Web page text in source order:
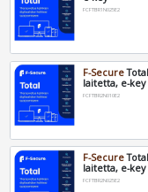
FCFTBR1N025E2
F-Secure
laitetta, e-key
FCFTBR2N010E2
F-Secure
laitetta, e-key
FCFTBR2N025E2